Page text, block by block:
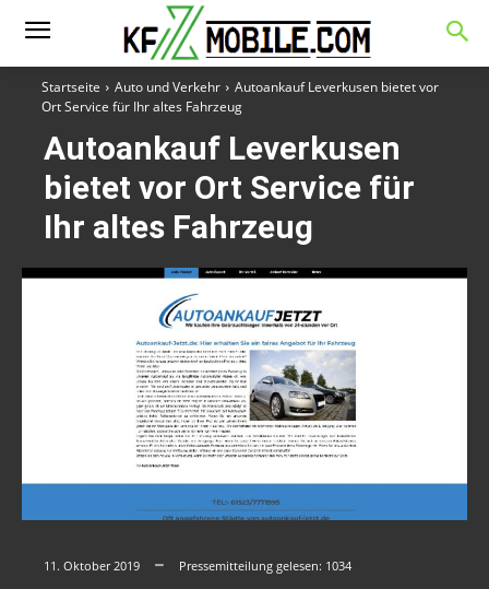
Startseite Auto und Verkehr
Autoankauf Leverkusen bietet vor
Ort Service für Ihr altes Fahrzeug
Autoankauf Leverkusen
bietet vor Ort Service für
Ihr altes Fahrzeug
11. Oktober 2019 Pressemitteilung gelesen: 1034